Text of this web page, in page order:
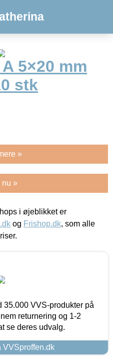
5×20 mm
stk
»
nu »
i øjeblikket er
og Frishop.dk, som alle
35.000 VVS-produkter på
returnering og 1-2
se deres udvalg.
VVSproffen.dk